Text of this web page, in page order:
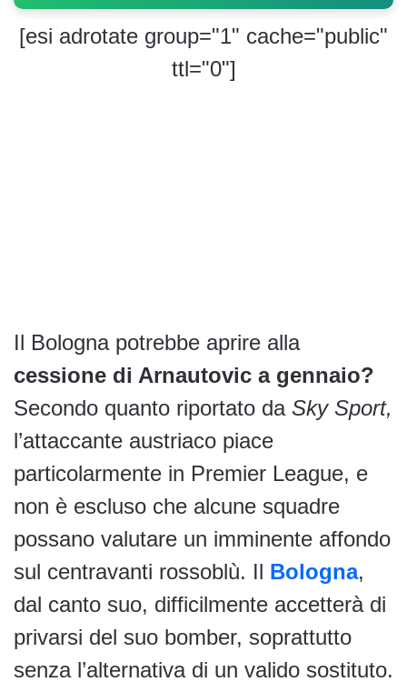
[esi adrotate group="1" cache="public"
ttl="0"]
Il Bologna potrebbe aprire alla
cessione di Arnautovic a gennaio?
Secondo quanto riportato da Sky Sport,
l’attaccante austriaco piace
particolarmente in Premier League, e
non è escluso che alcune squadre
possano valutare un imminente affondo
sul centravanti rossoblù. Il Bologna,
dal canto suo, difficilmente accetterà di
privarsi del suo bomber, soprattutto
senza l’alternativa di un valido sostituto.